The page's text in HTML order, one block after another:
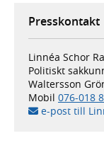
Presskontakt
Linnéa Schor
Politiskt
Waltersson
Mobil 076-018
e-post till